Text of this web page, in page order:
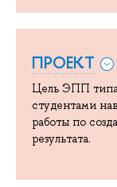
ПРОЕКТ
Цель ЭПП
студентами
работы по
результата.